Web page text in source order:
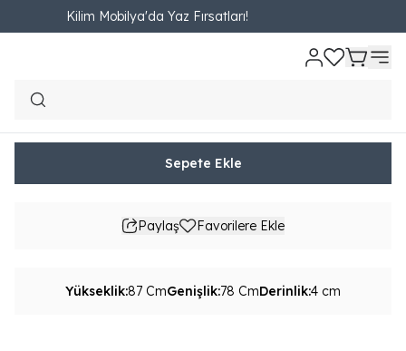
Kilim Mobilya'da Yaz Fırsatları!
Ana Sayfa YATAK ODASI Şifonyer Aynası
₺ 6,890.00
Sepete Ekle
Paylaş Favorilere Ekle
Yükseklik:87 CmGenişlik:78 CmDerinlik:4 cm